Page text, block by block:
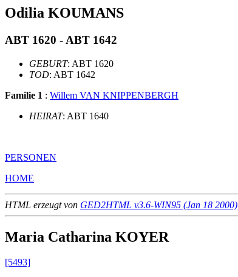
Odilia KOUMANS
ABT 1620 - ABT 1642
GEBURT: ABT 1620
TOD: ABT 1642
Familie 1 : Willem VAN KNIPPENBERGH
HEIRAT: ABT 1640
PERSONEN
HOME
HTML erzeugt von GED2HTML v3.6-WIN95 (Jan 18 2000)
Maria Catharina KOYER
[5493]